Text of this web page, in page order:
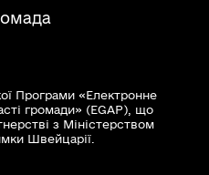
Програми «Електронне
громади» (EGAP), що
з Міністерством
Швейцарії.